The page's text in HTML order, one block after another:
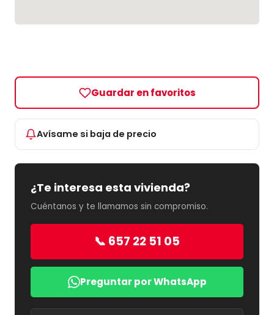
Guardar en favoritos
Avísame si baja de precio
¿Te interesa esta vivienda?
Cuéntanos y te llamamos sin compromiso.
📞 657 22 51 05
Preguntar por WhatsApp